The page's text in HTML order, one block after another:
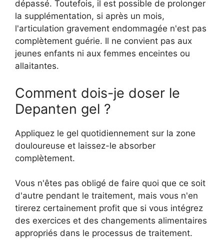
dépassé. Toutefois, il est possible de prolonger
la supplémentation, si après un mois,
l'articulation gravement endommagée n'est pas
complètement guérie. Il ne convient pas aux
jeunes enfants ni aux femmes enceintes ou
allaitantes.
Comment dois-je doser le
Depanten gel ?
Appliquez le gel quotidiennement sur la zone
douloureuse et laissez-le absorber
complètement.
Vous n'êtes pas obligé de faire quoi que ce soit
d'autre pendant le traitement, mais vous n'en
tirerez certainement profit que si vous intégrez
des exercices et des changements alimentaires
appropriés dans le processus de traitement.